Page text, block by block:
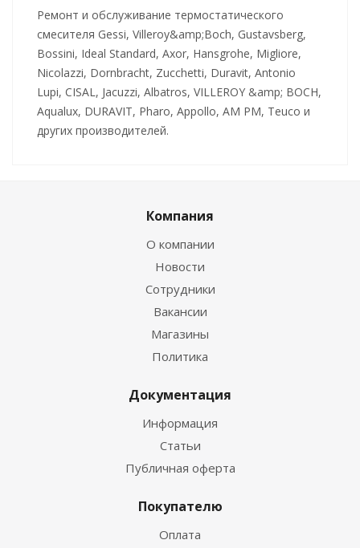
Ремонт и обслуживание термостатического
смесителя Gessi, Villeroy&amp;Boch, Gustavsberg,
Bossini, Ideal Standard, Axor, Hansgrohe, Migliore,
Nicolazzi, Dornbracht, Zucchetti, Duravit, Antonio
Lupi, CISAL, Jacuzzi, Albatros, VILLEROY &amp; BOCH,
Aqualux, DURAVIT, Pharo, Appollo, AM PM, Teuco и
других производителей.
Компания
О компании
Новости
Сотрудники
Вакансии
Магазины
Политика
Документация
Информация
Статьи
Публичная оферта
Покупателю
Оплата